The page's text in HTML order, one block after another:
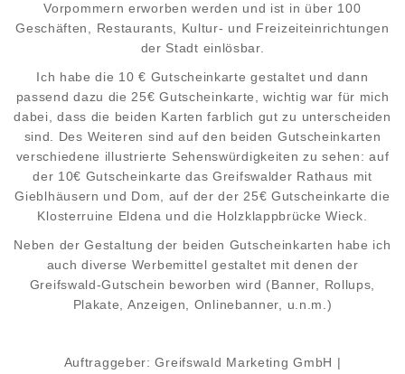
Vorpommern erworben werden und ist in über 100
Geschäften, Restaurants, Kultur- und Freizeiteinrichtungen
der Stadt einlösbar.
Ich habe die 10 € Gutscheinkarte gestaltet und dann
passend dazu die 25€ Gutscheinkarte, wichtig war für mich
dabei, dass die beiden Karten farblich gut zu unterscheiden
sind. Des Weiteren sind auf den beiden Gutscheinkarten
verschiedene illustrierte Sehenswürdigkeiten zu sehen: auf
der 10€ Gutscheinkarte das Greifswalder Rathaus mit
Gieblhäusern und Dom, auf der der 25€ Gutscheinkarte die
Klosterruine Eldena und die Holzklappbrücke Wieck.
Neben der Gestaltung der beiden Gutscheinkarten habe ich
auch diverse Werbemittel gestaltet mit denen der
Greifswald-Gutschein beworben wird (Banner, Rollups,
Plakate, Anzeigen, Onlinebanner, u.n.m.)
Auftraggeber: Greifswald Marketing GmbH |